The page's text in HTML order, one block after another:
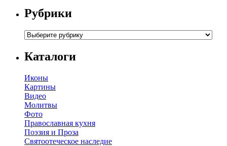
Рубрики
Каталоги
Иконы
Картины
Видео
Молитвы
Фото
Православная кухня
Поэзия и Проза
Святоотеческое наследие